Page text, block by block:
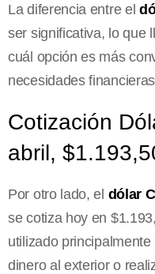
La diferencia entre el
ser significativa, lo que
cuál opción es más
necesidades
Cotización
abril,
Por otro lado, el dólar
se cotiza hoy en
utilizado
dinero al exterior o